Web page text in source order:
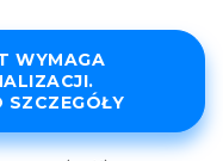
WYMAGA
SZCZEGÓŁY